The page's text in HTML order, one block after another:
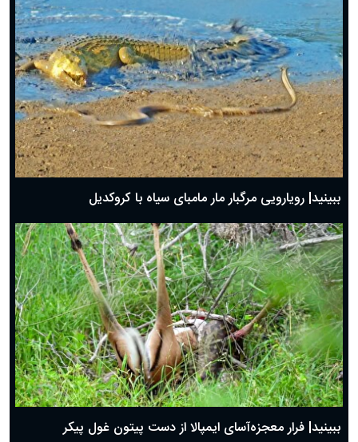
ببینید| رویارویی مرگبار مار مامبای سیاه با کروکدیل
ببینید| فرار معجزه‌آسای ایمپالا از دست پیتون غول پیکر